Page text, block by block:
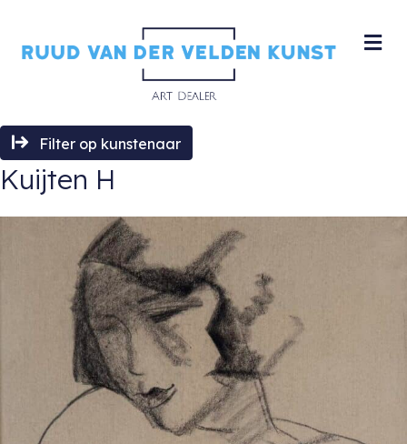
Filter op kunstenaar
Kuijten H